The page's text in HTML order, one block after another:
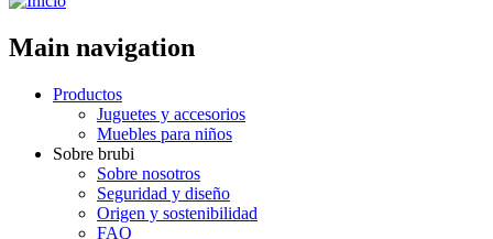
Main navigation
Productos
Juguetes y accesorios
Muebles para niños
Sobre brubi
Sobre nosotros
Seguridad y diseño
Origen y sostenibilidad
FAQ